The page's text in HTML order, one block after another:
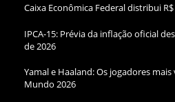
Caixa Econômica Federal distribui
IPCA-15: Prévia da inflação oficial
de 2026
Yamal e Haaland: Os jogadores
Mundo 2026